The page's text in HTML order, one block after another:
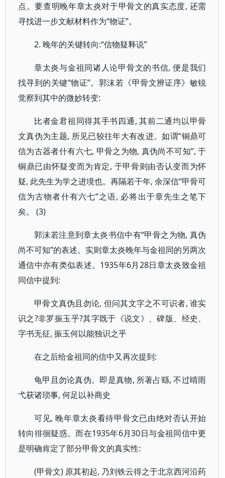
点。要查明晚年章太炎对于甲骨文的真实态度, 还需
寻找进一步文献材料作为“物证”。
2. 晚年的关键转向:“信物疑释说”
章太炎与金祖同诸人论甲骨文的书信, 便是我们
找寻到的关键“物证”。郭沫若《甲骨文辨证序》敏锐
觉察到其中的微妙转变:
比者金君祖同得其手书四通, 其前二通均以甲骨
文真伪为主题, 所见已较往年大有改进。如谓“铜鼎可
信为古器者什有六七, 甲骨之为物, 真伪尚不可知”, 于
铜鼎已由怀疑变而为肯定, 于甲骨则由否认变而为怀
疑, 此先生为学之进境也。再隔若干年, 余深信“甲骨可
信为古物者什有六七”之语, 必将出于章先生之笔下
矣。 (3)
郭沫若注意到章太炎书信中有“甲骨之为物, 真伪
尚不可知”的表述。实则章太炎晚年与金祖同的另两次
通信中亦有类似表述。1935年6月28日章太炎致金祖
同信中提到:
甲骨文真伪且勿论, 但问其文字之不可识者, 谁实
识之?非罗振玉乎?其字既于《说文》、碑版、经史、
字书无征, 振玉何以能独识之乎
在之后给金祖同的信中又再次提到:
龟甲且勿论真伪。即是真物, 所著占繇, 不过晴雨
弋获诸琐事, 何足以补商史
可见, 晚年章太炎看待甲骨文已由绝对否认开始
转向徘徊疑惑。而在1935年6月30日与金祖同信中更
是明确肯定了部分甲骨文的真实性:
(甲骨文) 原其初起, 乃刘铁云得之于北京西河沿药